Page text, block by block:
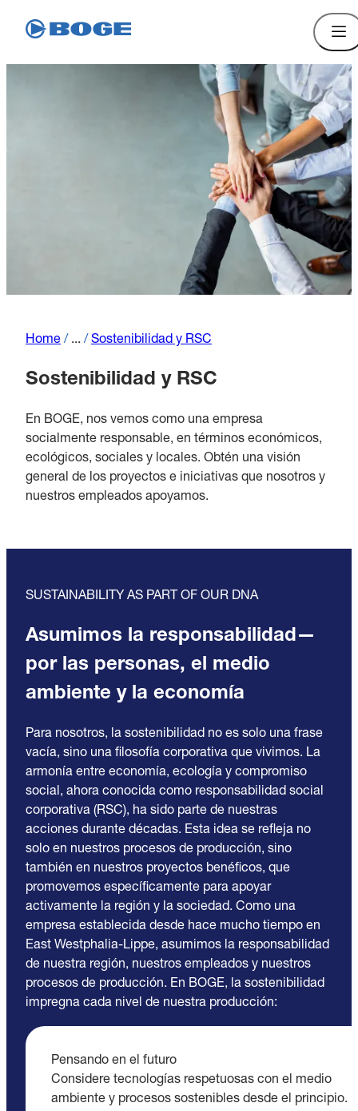
Home / ... / Sostenibilidad y RSC
Sostenibilidad y RSC
En BOGE, nos vemos como una empresa
socialmente responsable, en términos económicos,
ecológicos, sociales y locales. Obtén una visión
general de los proyectos e iniciativas que nosotros y
nuestros empleados apoyamos.
SUSTAINABILITY AS PART OF OUR DNA
Asumimos la responsabilidad—
por las personas, el medio
ambiente y la economía
Para nosotros, la sostenibilidad no es solo una frase
vacía, sino una filosofía corporativa que vivimos. La
armonía entre economía, ecología y compromiso
social, ahora conocida como responsabilidad social
corporativa (RSC), ha sido parte de nuestras
acciones durante décadas. Esta idea se refleja no
solo en nuestros procesos de producción, sino
también en nuestros proyectos benéficos, que
promovemos específicamente para apoyar
activamente la región y la sociedad. Como una
empresa establecida desde hace mucho tiempo en
East Westphalia-Lippe, asumimos la responsabilidad
de nuestra región, nuestros empleados y nuestros
procesos de producción. En BOGE, la sostenibilidad
impregna cada nivel de nuestra producción:
Pensando en el futuro
Considere tecnologías respetuosas con el medio
ambiente y procesos sostenibles desde el principio.